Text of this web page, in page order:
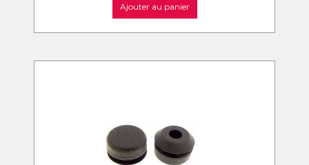
Ajouter au panier